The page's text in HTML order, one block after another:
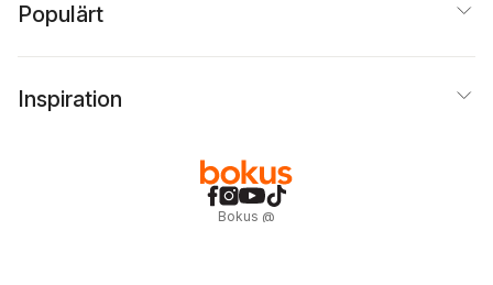
Populärt
Inspiration
Bokus @